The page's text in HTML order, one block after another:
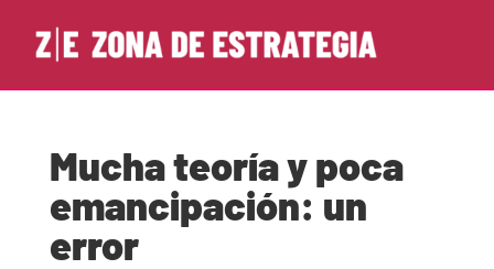
Mucha teoría y poca
emancipación: un
error